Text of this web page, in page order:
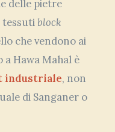
delle pietre
tessutiblock
che vendono ai
Hawa Mahal è
industriale, non
di Sanganer o